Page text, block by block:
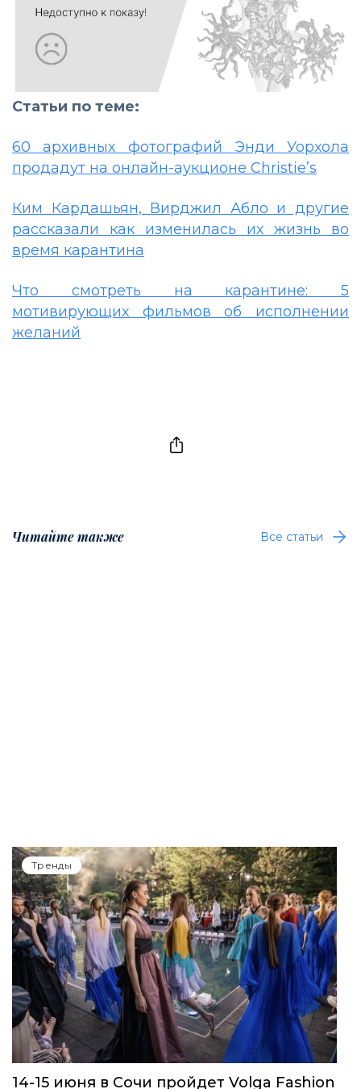
Статьи по теме:
60 архивных фотографий Энди Уорхола
продадут на онлайн-аукционе Christie’s
Ким Кардашьян, Вирджил Абло и другие
рассказали как изменилась их жизнь во
время карантина
Что смотреть на карантине: 5
мотивирующих фильмов об исполнении
желаний
Читайте также Все статьи
Тренды
14-15 июня в Сочи пройдет Volga Fashion